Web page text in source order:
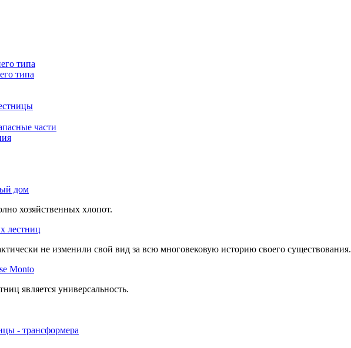
типа
типа
части
дом
хозяйственных хлопот.
лестниц
не изменили свой вид за всю многовековую историю своего существования.
Monto
является универсальность.
- трансформера